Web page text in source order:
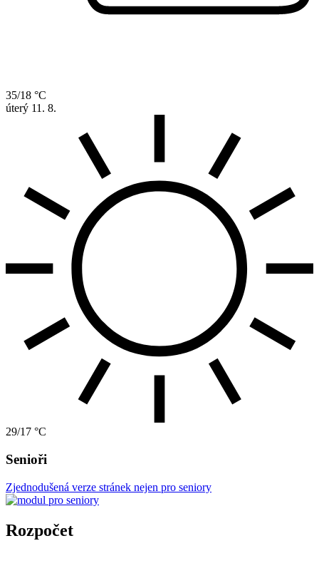
35/18 °C
úterý 11. 8.
29/17 °C
Senioři
Zjednodušená verze stránek nejen pro seniory
Rozpočet